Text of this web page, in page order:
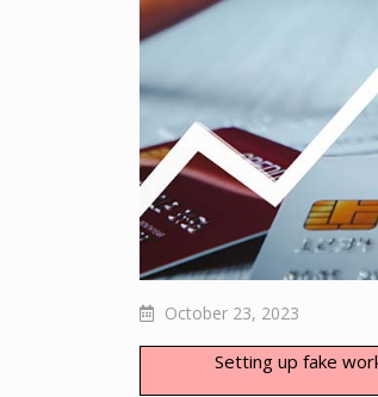
October 23, 2023
Setting up fake